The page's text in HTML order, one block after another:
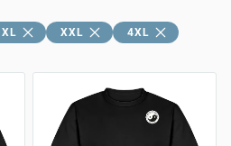
XL XXL
4XL